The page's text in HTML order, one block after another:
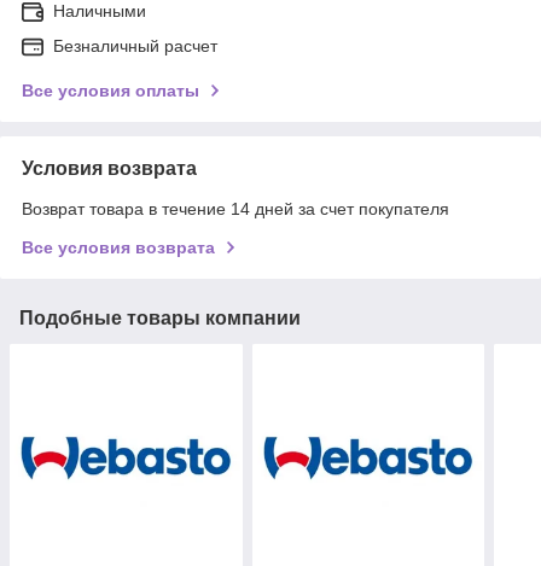
Наличными
Безналичный расчет
Все условия оплаты
Условия возврата
Возврат товара в течение 14 дней за счет покупателя
Все условия возврата
Подобные товары компании